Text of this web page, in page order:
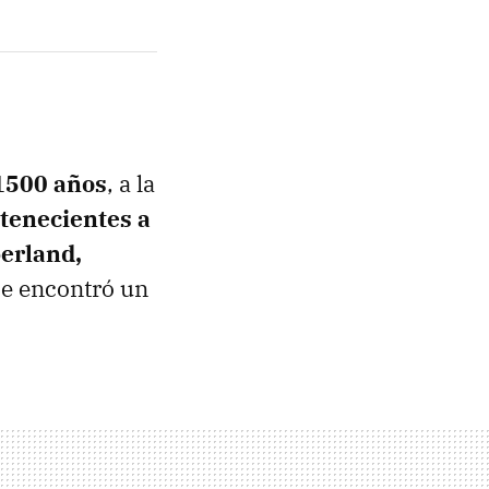
años, a la
a
encontró un